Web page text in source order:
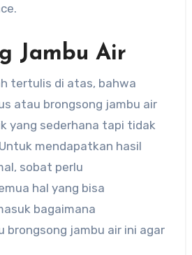
Jambu Air
tertulis di atas, bahwa
atau brongsong jambu air
yang sederhana tapi tidak
mendapatkan hasil
sobat perlu
hal yang bisa
bagaimana
brongsong jambu air ini agar